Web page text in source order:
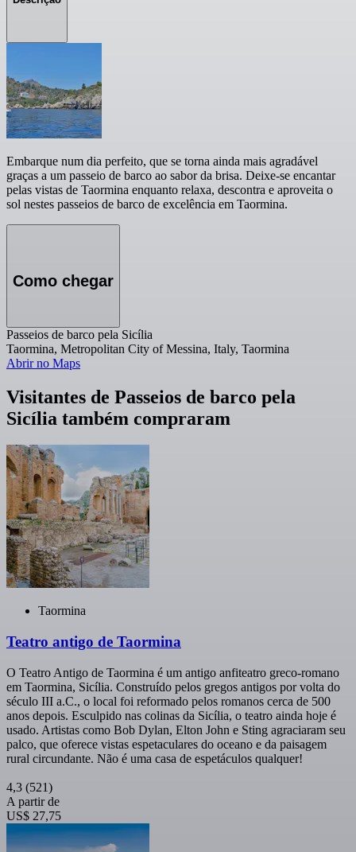
Embarque num dia perfeito, que se torna ainda mais agradável
graças a um passeio de barco ao sabor da brisa. Deixe-se encantar
pelas vistas de Taormina enquanto relaxa, descontra e aproveita o
sol nestes passeios de barco de excelência em Taormina.
Como chegar
Passeios de barco pela Sicília
Taormina, Metropolitan City of Messina, Italy, Taormina
Abrir no Maps
Visitantes de Passeios de barco pela
Sicília também compraram
Taormina
Teatro antigo de Taormina
O Teatro Antigo de Taormina é um antigo anfiteatro greco-romano
em Taormina, Sicília. Construído pelos gregos antigos por volta do
século III a.C., o local foi reformado pelos romanos cerca de 500
anos depois. Esculpido nas colinas da Sicília, o teatro ainda hoje é
usado. Artistas como Bob Dylan, Elton John e Sting agraciaram seu
palco, que oferece vistas espetaculares do oceano e da paisagem
rural circundante. Não é uma casa de espetáculos qualquer!
4,3 (521)
A partir de
US$ 27,75